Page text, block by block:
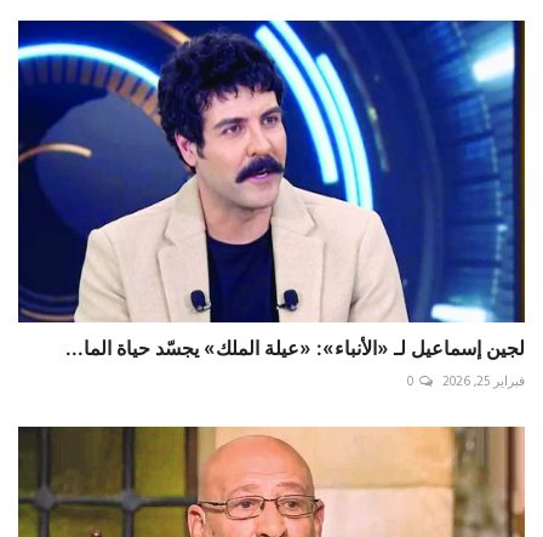
لجين إسماعيل لـ «الأنباء»: «عيلة الملك» يجسّد حياة الما...
فبراير 25, 2026 0